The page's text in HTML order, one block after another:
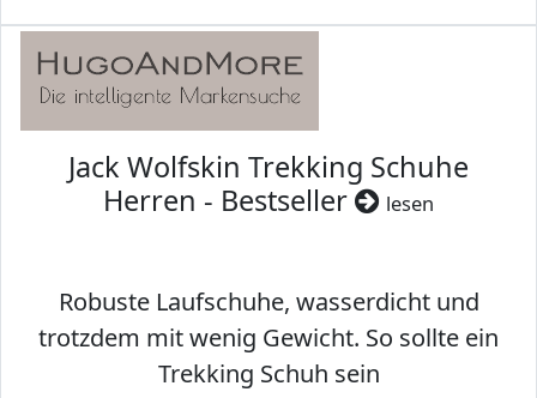
Jack Wolfskin Trekking Schuhe
Herren - Bestseller
lesen
Robuste Laufschuhe, wasserdicht und
trotzdem mit wenig Gewicht. So sollte ein
Trekking Schuh sein